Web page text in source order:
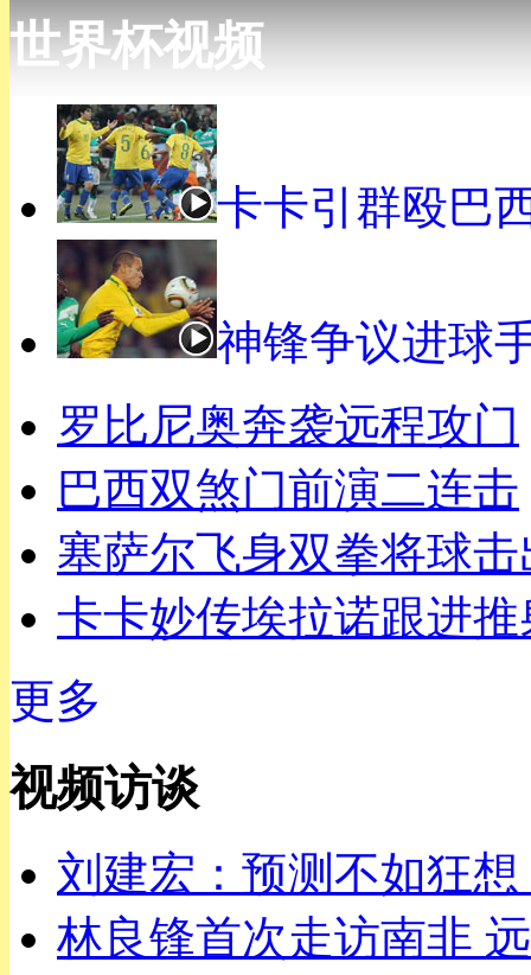
世界杯视频
卡卡引群殴巴
神锋争议进球
罗比尼奥奔袭远程攻门
巴西双煞门前演二连击
塞萨尔飞身双拳将球击
卡卡妙传埃拉诺跟进
更多
视频访谈
刘建宏：预测不如狂
林良锋首次走访南非